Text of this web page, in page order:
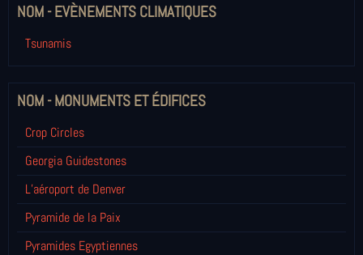
NOM - EVÈNEMENTS CLIMATIQUES
Tsunamis
NOM - MONUMENTS ET ÉDIFICES
Crop Circles
Georgia Guidestones
L’aéroport de Denver
Pyramide de la Paix
Pyramides Egyptiennes